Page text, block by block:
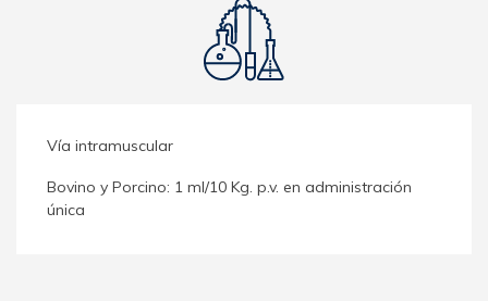
Vía intramuscular
Bovino y Porcino: 1 ml/10 Kg. p.v. en administración
única